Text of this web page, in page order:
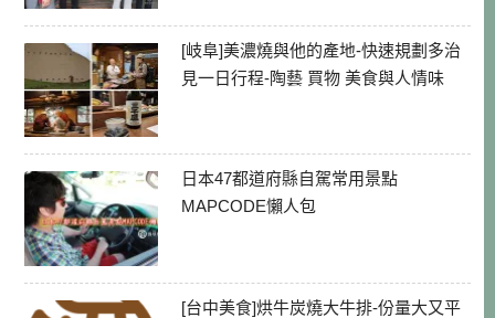
[岐阜]美濃燒與他的產地-快速規劃多治
見一日行程-陶藝 買物 美食與人情味
日本47都道府縣自駕常用景點
MAPCODE懶人包
[台中美食]烘牛炭燒大牛排-份量大又平